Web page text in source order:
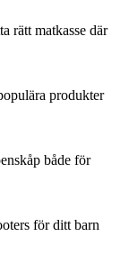
rätt matkasse där
produkter
både för
för ditt barn